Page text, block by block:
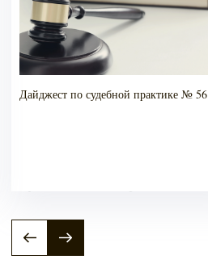
Дайджест по судебной практике № 56